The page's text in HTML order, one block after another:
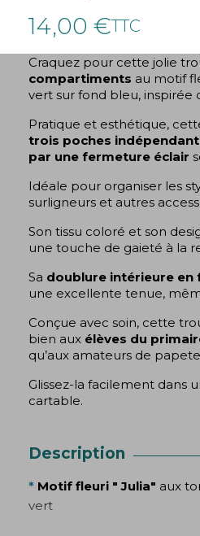
14,00 €TTC
Craquez pour cette jolie
compartiments au motif
vert sur fond bleu, inspirée
Pratique et esthétique,
trois poches
par une fermeture éclair
Idéale pour organiser les
surligneurs et autres
Son tissu coloré et son
une touche de gaieté à la
Sa doublure intérieure en
une excellente tenue,
Conçue avec soin, cette
bien aux élèves du
qu’aux amateurs de
Glissez-la facilement dans
cartable.
Description
* Motif fleuri " Julia" aux
vert